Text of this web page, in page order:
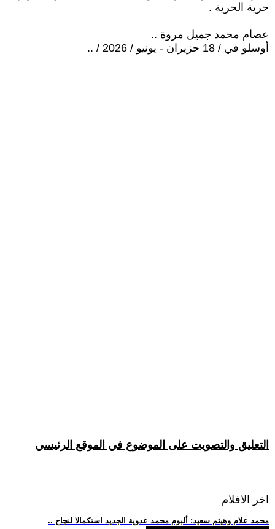
حرية الحرية .
عصام محمد جميل مروة ..
أوسلو في / 18 حزيران - يونيو / 2026 / ..
التعليق والتصويت على الموضوع في الموقع الرئيسي
اخر الافلام
.. محمد علام وهيثم سعيد: ألبوم محمد عدوية الجديد استكمالا لنجاح